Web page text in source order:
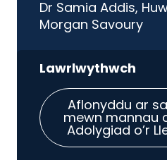
Dr Samia Addis,
Morgan Savoury
Aflonyddu ar
mewn mannau
Adolygiad o’r